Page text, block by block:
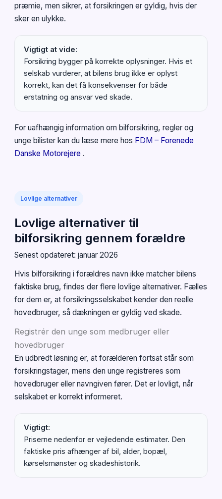
præmie, men sikrer, at forsikringen er gyldig, hvis der
sker en ulykke.
Vigtigt at vide:
Forsikring bygger på korrekte oplysninger. Hvis et
selskab vurderer, at bilens brug ikke er oplyst
korrekt, kan det få konsekvenser for både
erstatning og ansvar ved skade.
For uafhængig information om bilforsikring, regler og
unge bilister kan du læse mere hos FDM – Forenede
Danske Motorejere .
Lovlige alternativer
Lovlige alternativer til
bilforsikring gennem forældre
Senest opdateret: januar 2026
Hvis bilforsikring i forældres navn ikke matcher bilens
faktiske brug, findes der flere lovlige alternativer. Fælles
for dem er, at forsikringsselskabet kender den reelle
hovedbruger, så dækningen er gyldig ved skade.
Registrér den unge som medbruger eller
hovedbruger
En udbredt løsning er, at forælderen fortsat står som
forsikringstager, mens den unge registreres som
hovedbruger eller navngiven fører. Det er lovligt, når
selskabet er korrekt informeret.
Vigtigt:
Priserne nedenfor er vejledende estimater. Den
faktiske pris afhænger af bil, alder, bopæl,
kørselsmønster og skadeshistorik.